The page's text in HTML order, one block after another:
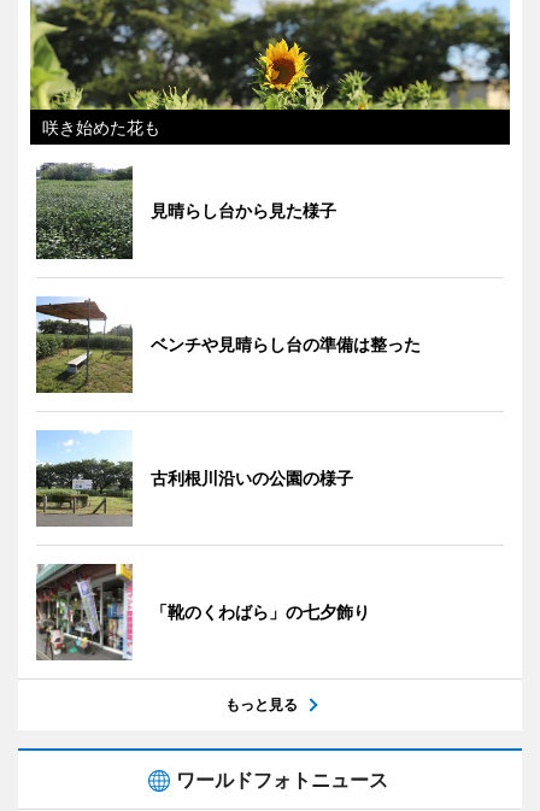
咲き始めた花も
見晴らし台から見た様子
ベンチや見晴らし台の準備は整った
古利根川沿いの公園の様子
「靴のくわばら」の七夕飾り
もっと見る
ワールドフォトニュース